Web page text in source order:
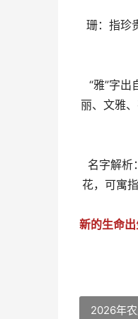
珊：指珍
“雅”字出
丽、文雅
名字解析
花，可寓
新的生命
2026年